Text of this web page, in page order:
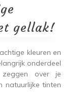
kleuren
en
stijlen
met
gellak!
kleuren en
onderdeel
over je
natuurlijke tinten